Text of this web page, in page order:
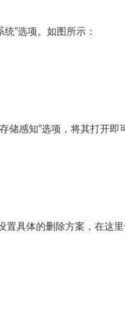
”选项。如图所示：
感知”选项，将其打开即
具体的删除方案，在这里